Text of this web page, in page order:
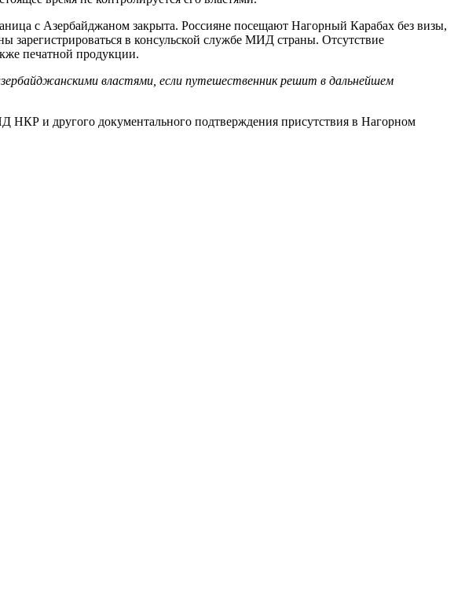
с Азербайджаном закрыта. Россияне посещают Нагорный Карабах без визы,
зарегистрироваться в консульской службе МИД страны. Отсутствие
печатной продукции.
властями, если путешественник решит в дальнейшем
и другого документального подтверждения присутствия в Нагорном